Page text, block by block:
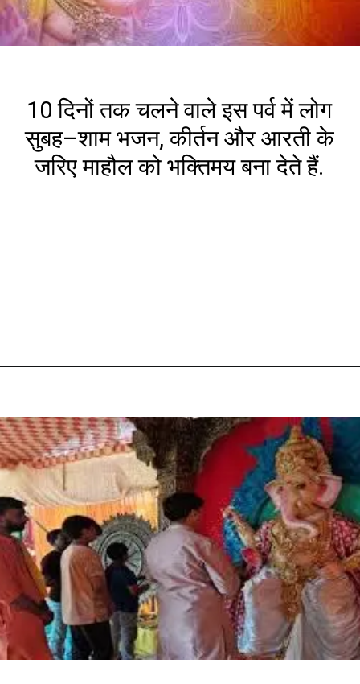
10 दिनों तक चलने वाले इस पर्व में लोग
सुबह–शाम भजन, कीर्तन और आरती के
जरिए माहौल को भक्तिमय बना देते हैं.